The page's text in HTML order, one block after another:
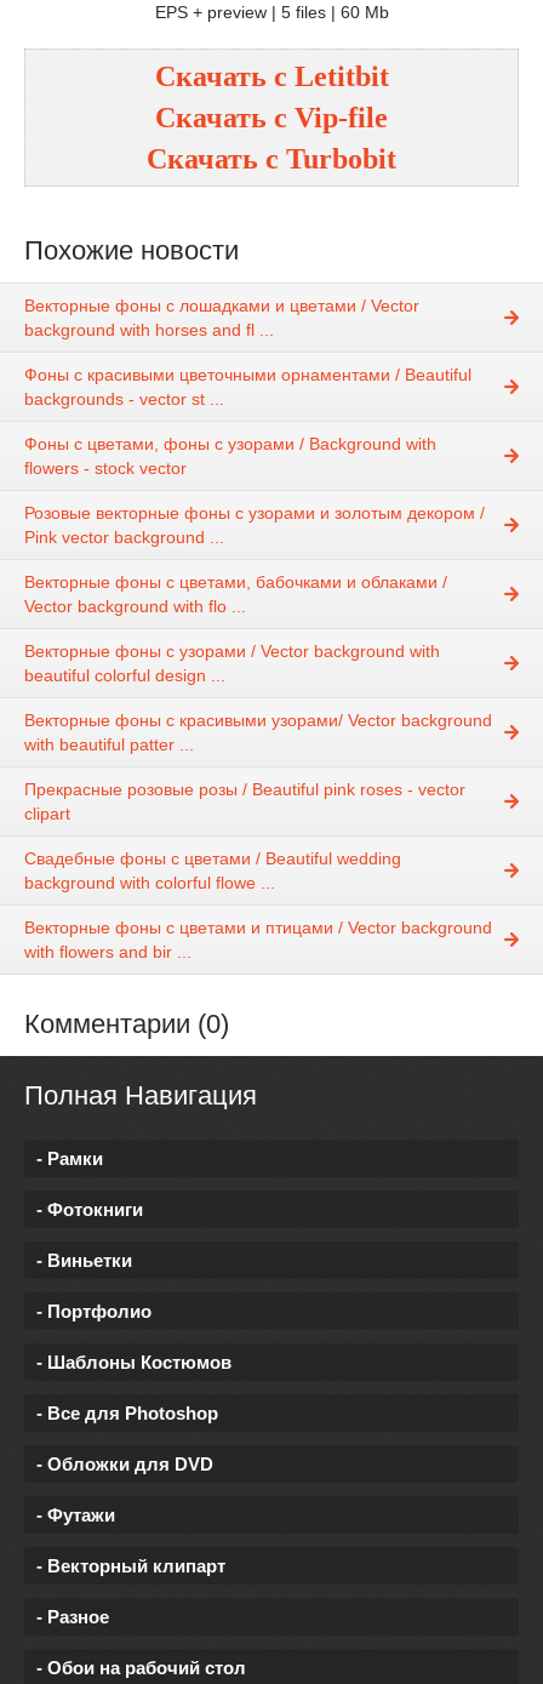
EPS + preview | 5 files | 60 Mb
Скачать с Letitbit
Скачать с Vip-file
Скачать с Turbobit
Похожие новости
Векторные фоны с лошадками и цветами / Vector
background with horses and fl ...
Фоны с красивыми цветочными орнаментами / Beautiful
backgrounds - vector st ...
Фоны с цветами, фоны с узорами / Background with
flowers - stock vector
Розовые векторные фоны с узорами и золотым декором /
Pink vector background ...
Векторные фоны с цветами, бабочками и облаками /
Vector background with flo ...
Векторные фоны с узорами / Vector background with
beautiful colorful design ...
Векторные фоны с красивыми узорами/ Vector background
with beautiful patter ...
Прекрасные розовые розы / Beautiful pink roses - vector
clipart
Свадебные фоны с цветами / Beautiful wedding
background with colorful flowe ...
Векторные фоны с цветами и птицами / Vector background
with flowers and bir ...
Комментарии (0)
Полная Навигация
- Рамки
- Фотокниги
- Виньетки
- Портфолио
- Шаблоны Костюмов
- Все для Photoshop
- Обложки для DVD
- Футажи
- Векторный клипарт
- Разное
- Обои на рабочий стол